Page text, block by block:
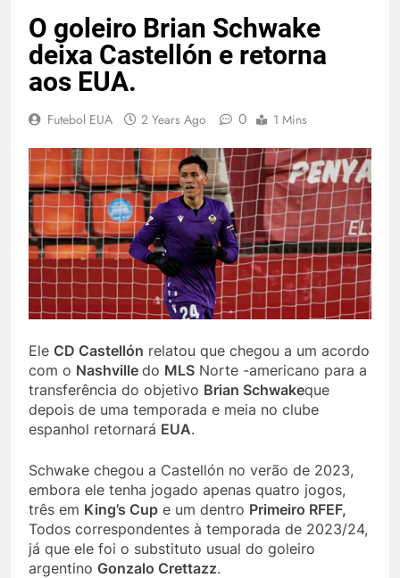
O goleiro Brian Schwake
deixa Castellón e retorna
aos EUA.
Futebol EUA 2 Years Ago 0 1 Mins
Ele CD Castellón relatou que chegou a um acordo
com o Nashville do MLS Norte -americano para a
transferência do objetivo Brian Schwakeque
depois de uma temporada e meia no clube
espanhol retornará EUA.
Schwake chegou a Castellón no verão de 2023,
embora ele tenha jogado apenas quatro jogos,
três em King’s Cup e um dentro Primeiro RFEF,
Todos correspondentes à temporada de 2023/24,
já que ele foi o substituto usual do goleiro
argentino Gonzalo Crettazz.